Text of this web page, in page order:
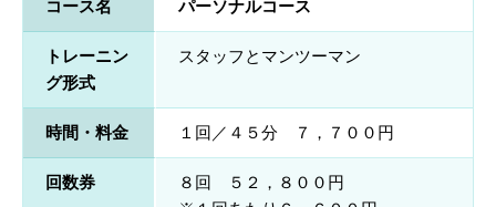
コース名 パーソナルコース
トレーニン
グ形式
スタッフとマンツーマン
時間・料金 １回／４５分 ７，７００円
回数券
８回 ５２，８００円